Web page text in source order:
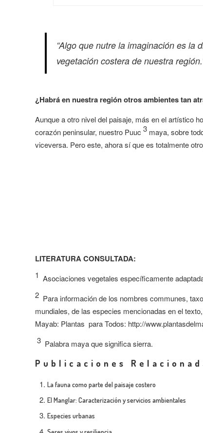
“Algo que nutre la imaginación es la
vegetación costera de nuestra
¿Habrá en nuestra región otros ambientes tan
Aunque a otro nivel del paisaje, más en el artístico
corazón peninsular, nuestro Puuc 3 maya, sobre
viceversa. Pero este, ahora sí que es totalmente
LITERATURA CONSULTADA:
1 Asociaciones vegetales específicamente
2 Para información de los nombres communes,
mundiales, de las especies mencionadas en el
Mayab: Plantas para Todos: http://
3 Palabra maya que significa sierra.
Publicaciones
La fauna como parte del paisaje costero
El Manglar: Caracterización y servicios ambientales
Especies urbanas